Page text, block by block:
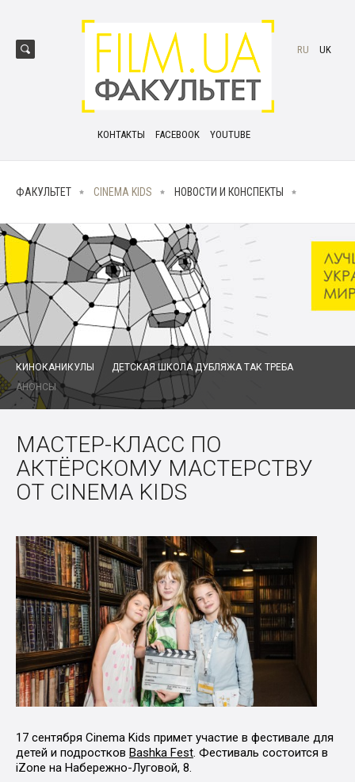
КОНТАКТЫ FACEBOOK YOUTUBE
RU UK
ФАКУЛЬТЕТ CINEMA KIDS НОВОСТИ И КОНСПЕКТЫ
КИНОКАНИКУЛЫ
ДЕТСКАЯ ШКОЛА ДУБЛЯЖА ТАК ТРЕБА
АНОНСЫ
МАСТЕР-КЛАСС ПО
АКТЁРСКОМУ МАСТЕРСТВУ
ОТ CINEMA KIDS
17 сентября Cinema Kids примет участие в фестивале для
детей и подростков Bashka Fest. Фестиваль состоится в
iZone на Набережно-Луговой, 8.